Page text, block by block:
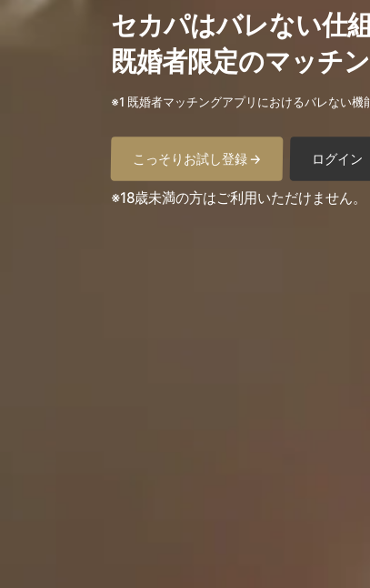
セカパはバレない仕
既婚者限定のマッチ
※1 既婚者マッチングアプリにおけるバレない機
こっそりお試し登録 → ログイン
※18歳未満の方はご利用いただけません。